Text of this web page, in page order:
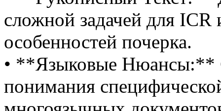
сложной задачей для ICR
особенностей почерка.
• **Языковые Нюансы:**
понимания